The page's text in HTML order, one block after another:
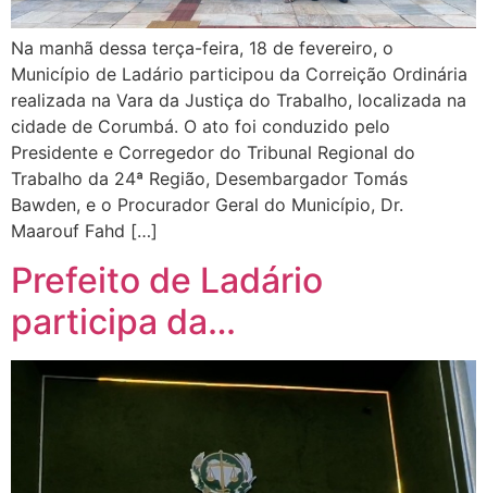
Na manhã dessa terça-feira, 18 de fevereiro, o
Município de Ladário participou da Correição Ordinária
realizada na Vara da Justiça do Trabalho, localizada na
cidade de Corumbá. O ato foi conduzido pelo
Presidente e Corregedor do Tribunal Regional do
Trabalho da 24ª Região, Desembargador Tomás
Bawden, e o Procurador Geral do Município, Dr.
Maarouf Fahd […]
Prefeito de Ladário
participa da…